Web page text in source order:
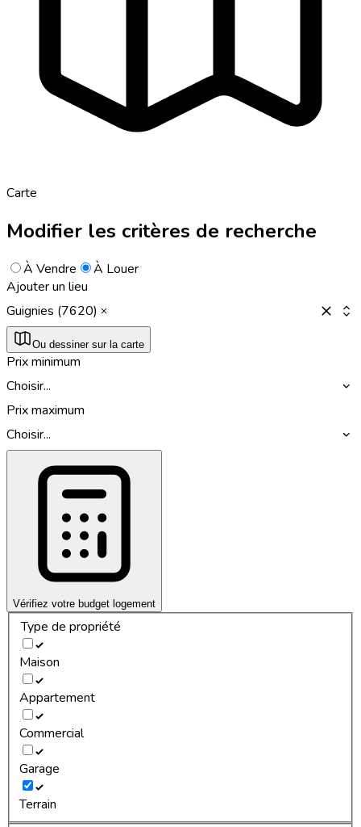
Carte
Modifier les critères de recherche
À Vendre
À Louer
Ajouter un lieu
Guignies (7620)
Ou dessiner sur la carte
Prix minimum
Choisir...
Prix maximum
Choisir...
Vérifiez votre budget logement
Type de propriété
Maison
Appartement
Commercial
Garage
Terrain